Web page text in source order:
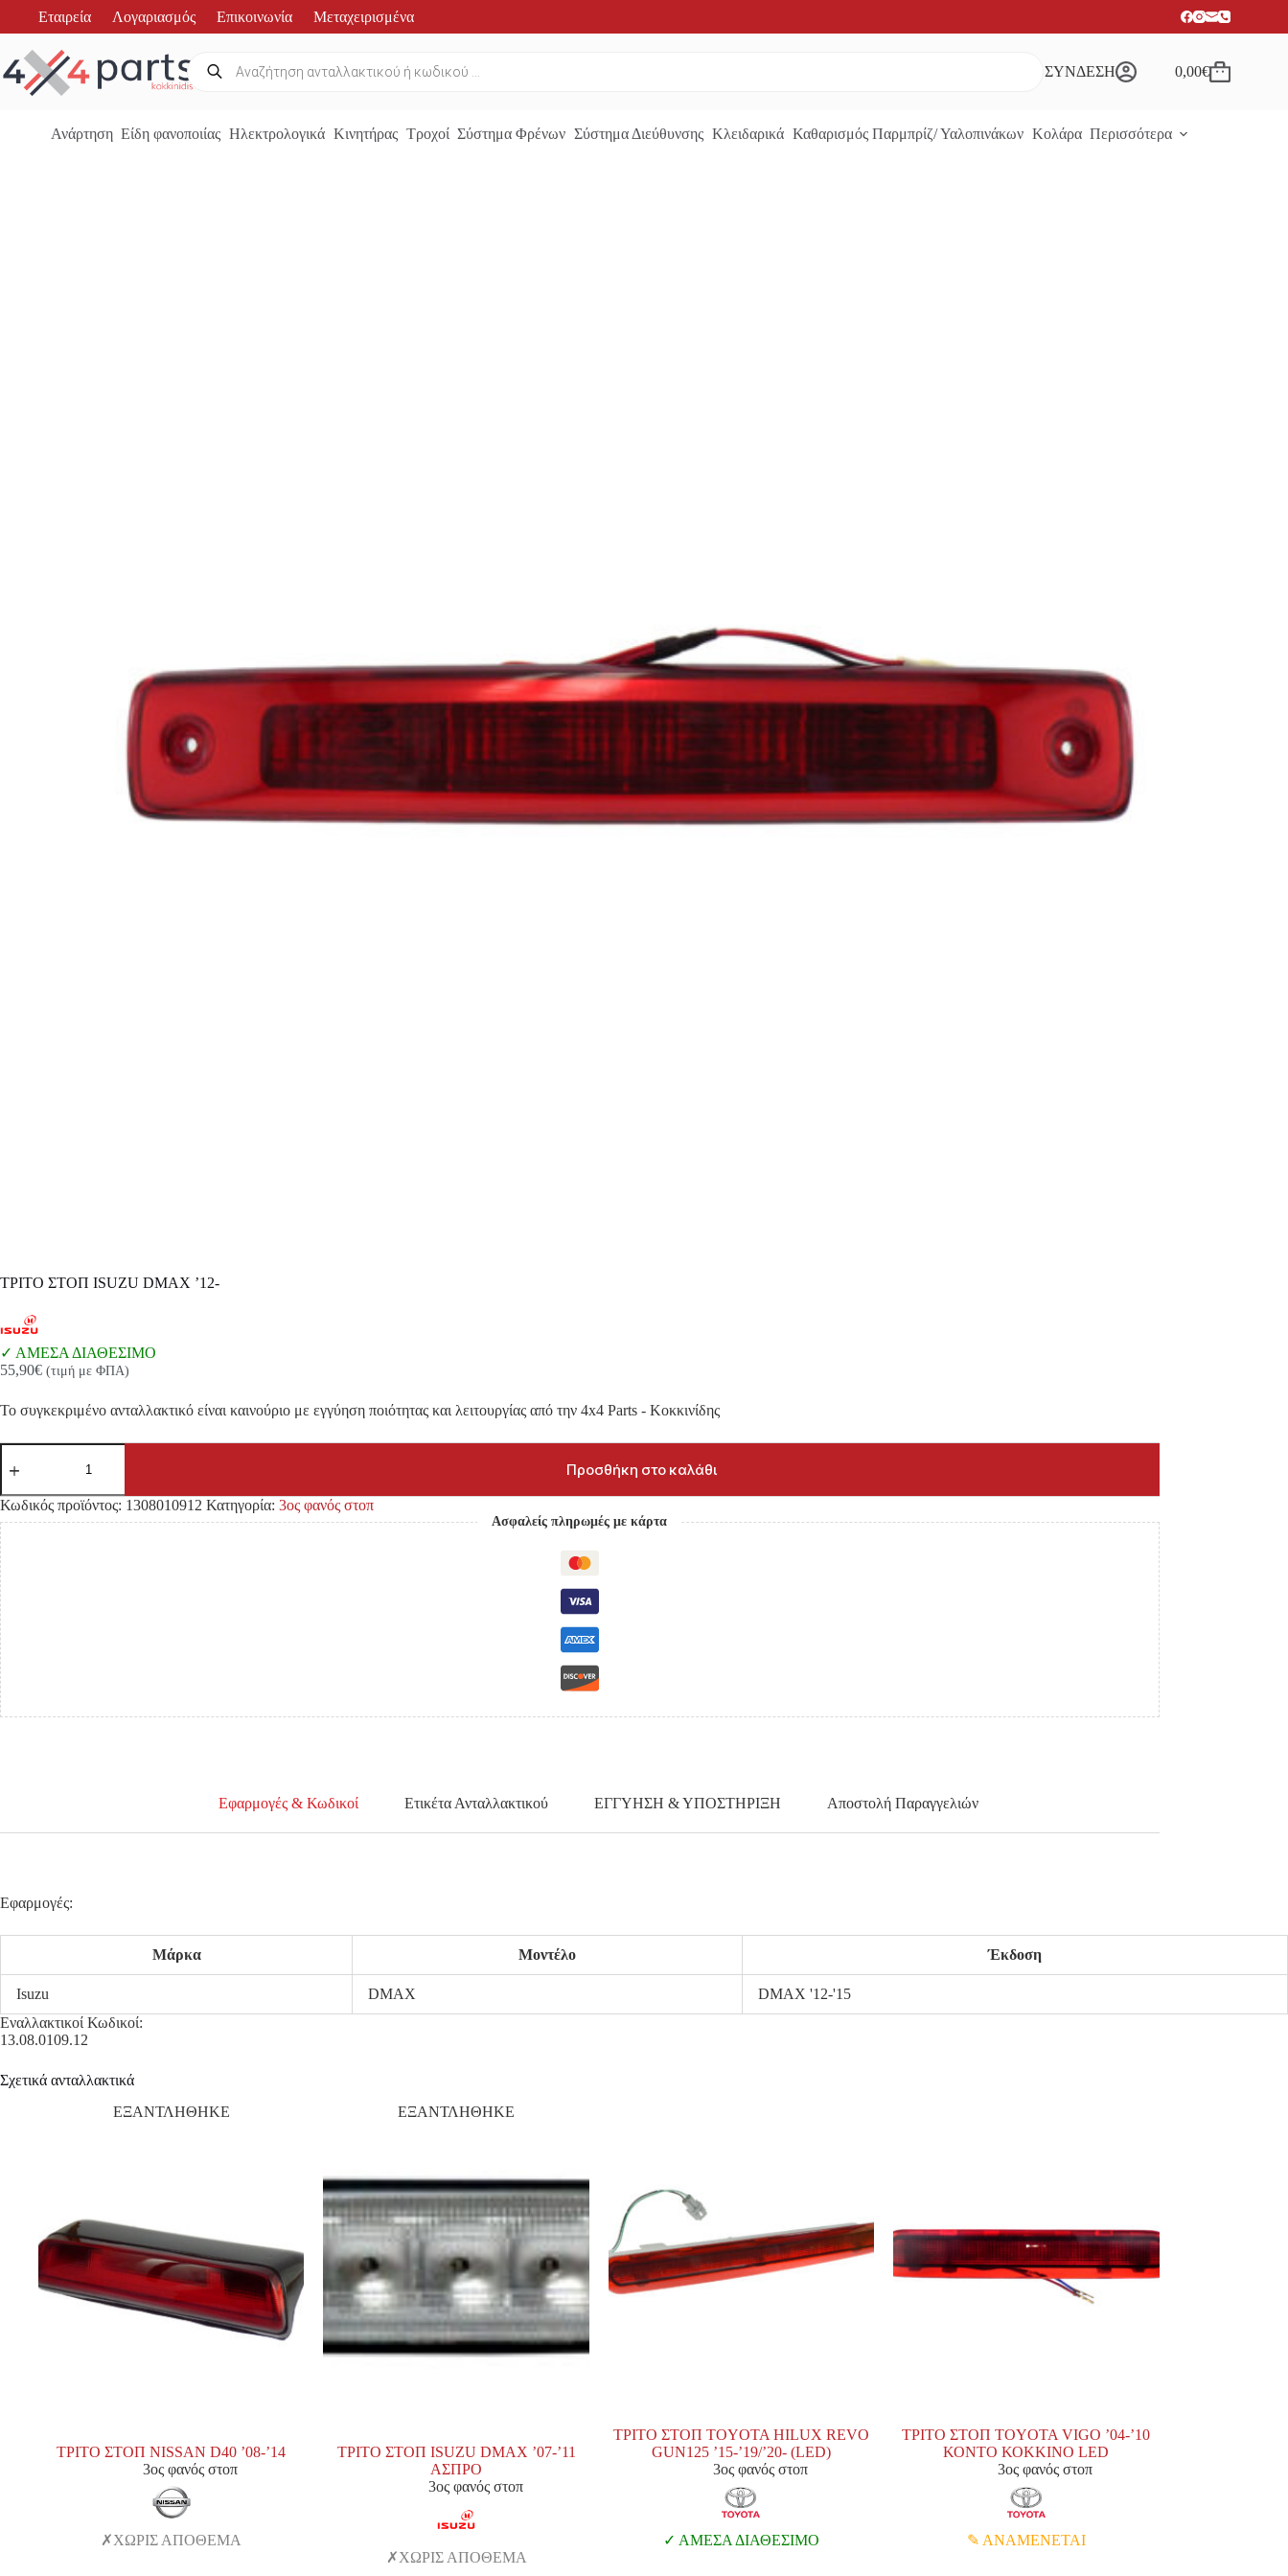
Εταιρεία Λογαριασμός Επικοινωνία Μεταχειρισμένα
Products
search
ΣΥΝΔΕΣΗ
Καλάθι
0,00€
Ανάρτηση Είδη φανοποιίας Ηλεκτρολογικά Κινητήρας Τροχοί Σύστημα Φρένων Σύστημα Διεύθυνσης Κλειδαρικά Καθαρισμός Παρμπρίζ/ Υαλοπινάκων Κολάρα Περισσότερα
ΤΡΙΤΟ ΣΤΟΠ ISUZU DMAX ’12-
ΑΜΕΣΑ ΔΙΑΘΕΣΙΜΟ
55,90€ (τιμή με ΦΠΑ)
Το συγκεκριμένο ανταλλακτικό είναι καινούριο με εγγύηση ποιότητας και λειτουργίας από την 4x4 Parts - Κοκκινίδης
ΤΡΙΤΟ
ΣΤΟΠ
DMAX
'12-
ποσότητα
Προσθήκη στο καλάθι
Κωδικός προϊόντος: 1308010912 Κατηγορία: 3ος φανός στοπ
Ασφαλείς πληρωμές με κάρτα
Εφαρμογές & Κωδικοί Ετικέτα Ανταλλακτικού ΕΓΓΥΗΣΗ & ΥΠΟΣΤΗΡΙΞΗ Αποστολή Παραγγελιών
Εφαρμογές:
Μάρκα Μοντέλο Έκδοση
Isuzu DMAX
DMAX '12-'15
Εναλλακτικοί Κωδικοί:
13.08.0109.12
Σχετικά ανταλλακτικά
ΕΞΑΝΤΛΗΘΗΚΕ
ΤΡΙΤΟ ΣΤΟΠ NISSAN D40 ’08-’14
3ος φανός στοπ
ΧΩΡΙΣ ΑΠΟΘΕΜΑ
ΕΞΑΝΤΛΗΘΗΚΕ
ΤΡΙΤΟ ΣΤΟΠ ISUZU DMAX ’07-’11
ΑΣΠΡΟ
3ος φανός στοπ
ΧΩΡΙΣ ΑΠΟΘΕΜΑ
ΤΡΙΤΟ ΣΤΟΠ TOYOTA HILUX REVO
GUN125 ’15-’19/’20- (LED)
3ος φανός στοπ
ΑΜΕΣΑ ΔΙΑΘΕΣΙΜΟ
ΤΡΙΤΟ ΣΤΟΠ TOYOTA VIGO ’04-’10
ΚΟΝΤΟ ΚΟΚΚΙΝΟ LED
3ος φανός στοπ
ΑΝΑΜΕΝΕΤΑΙ